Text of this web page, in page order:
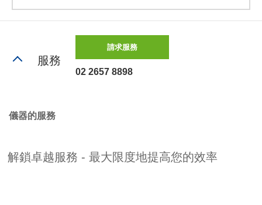
服務
請求服務
02 2657 8898
儀器的服務
解鎖卓越服務 - 最大限度地提高您的效率